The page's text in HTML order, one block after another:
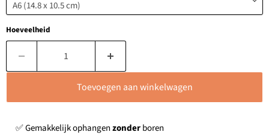
Hoeveelheid
Toevoegen aan winkelwagen
✅ Gemakkelijk ophangenzonderboren